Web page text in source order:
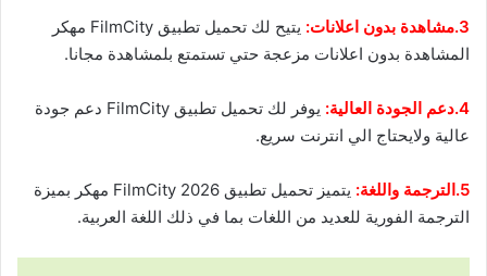
3.مشاهدة بدون اعلانات:
يتيح لك تحميل تطبيق FilmCity مهكر
المشاهدة بدون اعلانات مزعجة حتي تستمتع بلمشاهدة مجانا.
4.دعم الجودة العالية:
يوفر لك تحميل تطبيق FilmCity دعم جودة
عالية ولايحتاج الي انترنت سريع.
5.الترجمة واللغة:
يتميز تحميل تطبيق FilmCity 2026 مهكر بميزة
الترجمة الفورية للعديد من اللغات بما في ذلك اللغة العربية.